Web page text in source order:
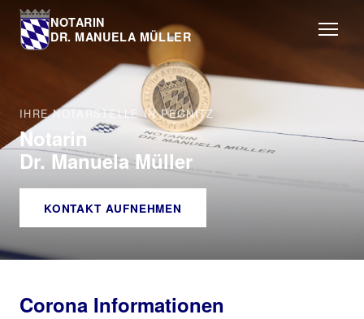
NOTARIN
DR. MANUELA MÜLLER
IHRE NOTARSTELLE IN PEGNITZ
Notarin
Dr. Manuela Müller
KONTAKT AUFNEHMEN
Corona Informationen